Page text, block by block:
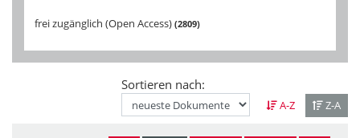
frei zugänglich (Open Access) 2809
Sortieren nach:
A-Z Z-A